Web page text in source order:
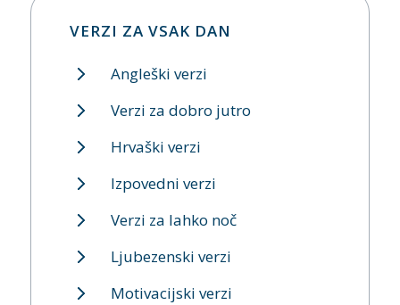
VERZI ZA VSAK DAN
Angleški verzi
Verzi za dobro jutro
Hrvaški verzi
Izpovedni verzi
Verzi za lahko noč
Ljubezenski verzi
Motivacijski verzi